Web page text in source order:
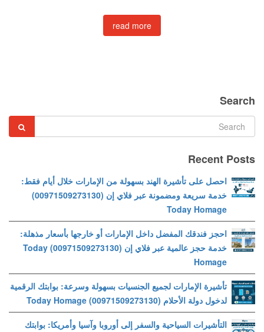
read more
Search
Recent Posts
احصل على تأشيرة الهند بسهولة من الإمارات خلال أيام فقط:
خدمة سريعة ومضمونة عبر فلاي إن (00971509273130)
Today Homage
احجز فندقك المفضل داخل الإمارات أو خارجها بأسعار مذهلة:
خدمة حجز عالمية عبر فلاي إن (00971509273130) Today
Homage
تأشيرة الإمارات لجميع الجنسيات بسهولة وسرعة: بوابتك الرقمية
لدخول دولة الأحلام (00971509273130) Today Homage
التأشيرات السياحية والسفر إلى أوروبا وآسيا وأمريكا: بوابتك